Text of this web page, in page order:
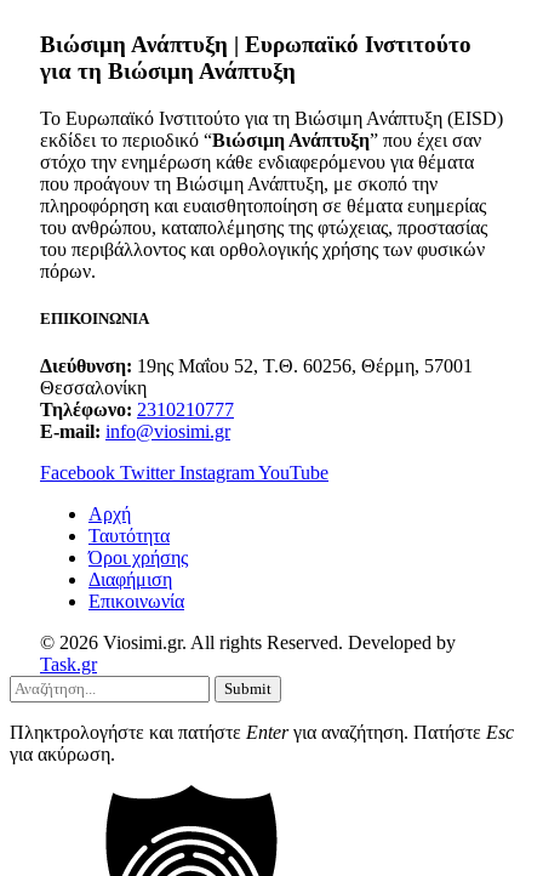
Bιώσιμη Ανάπτυξη | Ευρωπαϊκό Ινστιτούτο
για τη Βιώσιμη Ανάπτυξη
Το Ευρωπαϊκό Ινστιτούτο για τη Βιώσιμη Ανάπτυξη (EISD)
εκδίδει το περιοδικό “Βιώσιμη Ανάπτυξη” που έχει σαν
στόχο την ενημέρωση κάθε ενδιαφερόμενου για θέματα
που προάγουν τη Βιώσιμη Ανάπτυξη, με σκοπό την
πληροφόρηση και ευαισθητοποίηση σε θέματα ευημερίας
του ανθρώπου, καταπολέμησης της φτώχειας, προστασίας
του περιβάλλοντος και ορθολογικής χρήσης των φυσικών
πόρων.
ΕΠΙΚΟΙΝΩΝΙΑ
Διεύθυνση: 19ης Μαΐου 52, Τ.Θ. 60256, Θέρμη, 57001
Θεσσαλονίκη
Τηλέφωνο: 2310210777
E-mail: info@viosimi.gr
Facebook Twitter InstagramYouTube
Aρχή
Ταυτότητα
Όροι χρήσης
Διαφήμιση
Επικοινωνία
© 2026 Viosimi.gr. All rights Reserved. Developed by
Task.gr
Submit
Πληκτρολογήστε και πατήστε Enterγια αναζήτηση. Πατήστε Esc
για ακύρωση.